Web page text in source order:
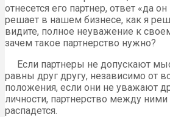
отнесется его партнер, ответ «да
решает в нашем бизнесе, как я
видите, полное неуважение к
зачем такое партнерство нужно?
Если партнеры не допускают
равны друг другу, независимо от
положения, если они не уважают
личности, партнерство между
распадется.